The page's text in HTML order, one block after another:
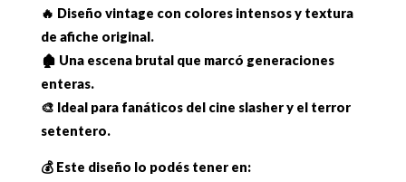
🔥 Diseño vintage con colores intensos y textura
de afiche original.
🏚️ Una escena brutal que marcó generaciones
enteras.
🎨 Ideal para fanáticos del cine slasher y el terror
setentero.
💰 Este diseño lo podés tener en: